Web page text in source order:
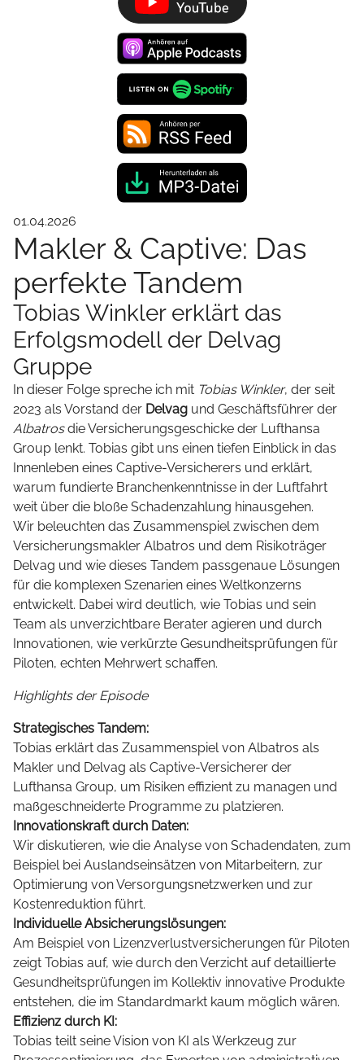
01.04.2026
Makler & Captive: Das
perfekte Tandem
Tobias Winkler erklärt das
Erfolgsmodell der Delvag
Gruppe
In dieser Folge spreche ich mit Tobias Winkler, der seit
2023 als Vorstand der Delvag und Geschäftsführer der
Albatrosdie Versicherungsgeschicke der Lufthansa
Group lenkt. Tobias gibt uns einen tiefen Einblick in das
Innenleben eines Captive-Versicherers und erklärt,
warum fundierte Branchenkenntnisse in der Luftfahrt
weit über die bloße Schadenzahlung hinausgehen.
Wir beleuchten das Zusammenspiel zwischen dem
Versicherungsmakler Albatros und dem Risikoträger
Delvag und wie dieses Tandem passgenaue Lösungen
für die komplexen Szenarien eines Weltkonzerns
entwickelt. Dabei wird deutlich, wie Tobias und sein
Team als unverzichtbare Berater agieren und durch
Innovationen, wie verkürzte Gesundheitsprüfungen für
Piloten, echten Mehrwert schaffen.
Highlights der Episode
Strategisches Tandem:
Tobias erklärt das Zusammenspiel von Albatros als
Makler und Delvag als Captive-Versicherer der
Lufthansa Group, um Risiken effizient zu managen und
maßgeschneiderte Programme zu platzieren.
Innovationskraft durch Daten:
Wir diskutieren, wie die Analyse von Schadendaten, zum
Beispiel bei Auslandseinsätzen von Mitarbeitern, zur
Optimierung von Versorgungsnetzwerken und zur
Kostenreduktion führt.
Individuelle Absicherungslösungen:
Am Beispiel von Lizenzverlustversicherungen für Piloten
zeigt Tobias auf, wie durch den Verzicht auf detaillierte
Gesundheitsprüfungen im Kollektiv innovative Produkte
entstehen, die im Standardmarkt kaum möglich wären.
Effizienz durch KI:
Tobias teilt seine Vision von KI als Werkzeug zur